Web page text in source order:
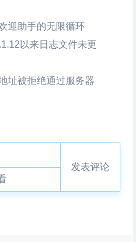
迎助手的无限循环
以来日志文件未更
址被拒绝通过服务器
发表评论